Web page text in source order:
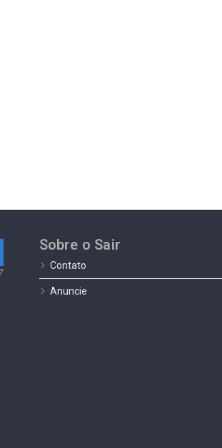
Sobre o Sair
Contato
Anuncie